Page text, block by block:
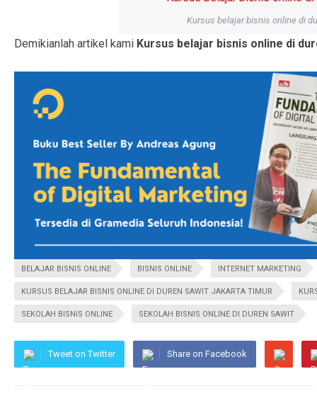
Kursus belajar bisnis online di
Demikianlah artikel kami Kursus belajar bisnis online di
BELAJAR BISNIS ONLINE BISNIS ONLINE INTERNET MARKETING
KURSUS BELAJAR BISNIS ONLINE DI DUREN SAWIT JAKARTA TIMUR
SEKOLAH BISNIS ONLINE SEKOLAH BISNIS ONLINE DI DUREN SAWIT
Tweet on Twitter Share on Facebook